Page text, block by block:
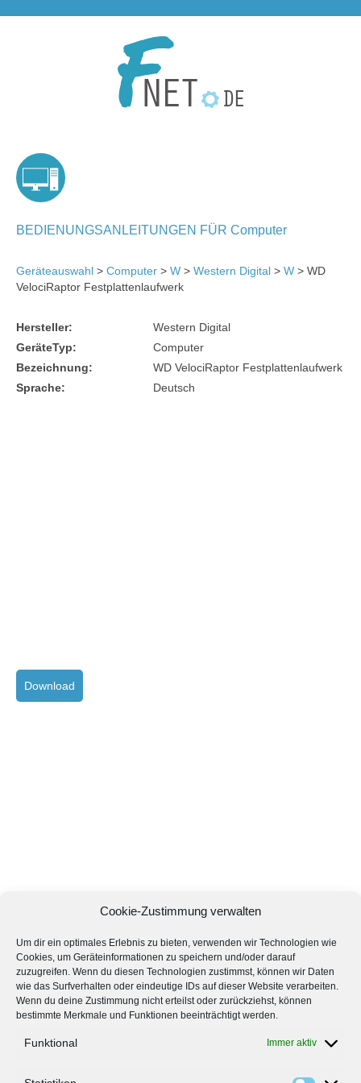
Cookie-Zustimmung verwalten
Um dir ein optimales Erlebnis zu bieten, verwenden wir Technologien wie
Cookies, um Geräteinformationen zu speichern und/oder darauf
zuzugreifen. Wenn du diesen Technologien zustimmst, können wir Daten
wie das Surfverhalten oder eindeutige IDs auf dieser Website verarbeiten.
Wenn du deine Zustimmung nicht erteilst oder zurückziehst, können
bestimmte Merkmale und Funktionen beeinträchtigt werden.
Funktional Immer aktiv
BEDIENUNGSANLEITUNGEN FÜR Computer
Geräteauswahl > Computer > W > Western Digital > W > WD
VelociRaptor Festplattenlaufwerk
Hersteller:
Western Digital
GeräteTyp:
Computer
Bezeichnung:
WD VelociRaptor Festplattenlaufwerk
Sprache:
Deutsch
Download